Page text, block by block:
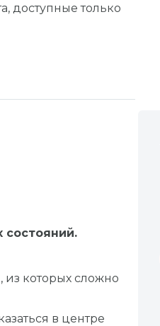
доступные только
состояний.
из которых сложно
в центре